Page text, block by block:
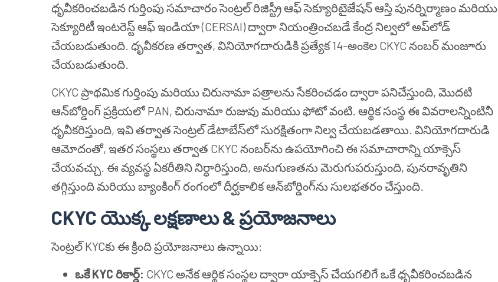
ధృవీకరించబడిన గుర్తింపు సమాచారం సెంట్రల్ రిజిస్ట్రీ ఆఫ్ సెక్యూరిటైజేషన్ ఆస్తి పునర్నిర్మాణం మరియు
సెక్యూరిటీ ఇంటరెస్ట్ ఆఫ్ ఇండియా (CERSAI) ద్వారా నియంత్రించబడే కేంద్ర నిల్వలో అప్‌లోడ్
చేయబడుతుంది. ధృవీకరణ తర్వాత, వినియోగదారుడికి ప్రత్యేక 14-అంకెల CKYC నంబర్ మంజూరు
చేయబడుతుంది.
CKYC ప్రాథమిక గుర్తింపు మరియు చిరునామా పత్రాలను సేకరించడం ద్వారా పనిచేస్తుంది, మొదటి
ఆన్‌బోర్డింగ్ ప్రక్రియలో PAN, చిరునామా రుజువు మరియు ఫోటో వంటి. ఆర్థిక సంస్థ ఈ వివరాలన్నింటినీ
ధృవీకరిస్తుంది, ఇవి తర్వాత సెంట్రల్ డేటాబేస్‌లో సురక్షితంగా నిల్వ చేయబడతాయి. వినియోగదారుడి
ఆమోదంతో, ఇతర సంస్థలు తర్వాత CKYC నంబర్‌ను ఉపయోగించి ఈ సమాచారాన్ని యాక్సెస్
చేయవచ్చు. ఈ వ్యవస్థ ఏకరీతిని నిర్ధారిస్తుంది, అనుగుణతను మెరుగుపరుస్తుంది, పునరావృతిని
తగ్గిస్తుంది మరియు బ్యాంకింగ్ రంగంలో దీర్ఘకాలిక ఆన్‌బోర్డింగ్‌ను సులభతరం చేస్తుంది.
CKYC యొక్క లక్షణాలు & ప్రయోజనాలు
సెంట్రల్ KYCకు ఈ క్రింది ప్రయోజనాలు ఉన్నాయి:
ఒకే KYC రికార్డ్: CKYC అనేక ఆర్థిక సంస్థల ద్వారా యాక్సెస్ చేయగలిగే ఒకే ధృవీకరించబడిన